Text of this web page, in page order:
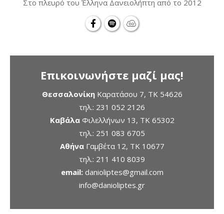
Στο πλευρό του Έλληνα Δανειολήπτη από το 2012
Επικοινωνήστε μαζί μας!
ΘεσσαλονίκηΚαρατάσου 7, TK 54626
τηλ.: 231 052 2126
ΚαβάλαΦιλελλήνων 13, ΤΚ 65302
τηλ.: 251 083 6705
ΑθήναΓαμβέτα 12, ΤΚ 10677
τηλ.: 211 410 8039
email: danioliptes@gmail.com
info@danioliptes.gr